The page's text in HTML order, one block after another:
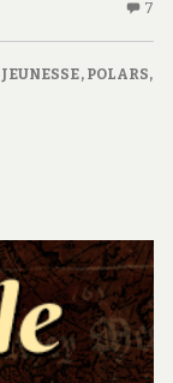
7
JEUNESSE, POLARS,